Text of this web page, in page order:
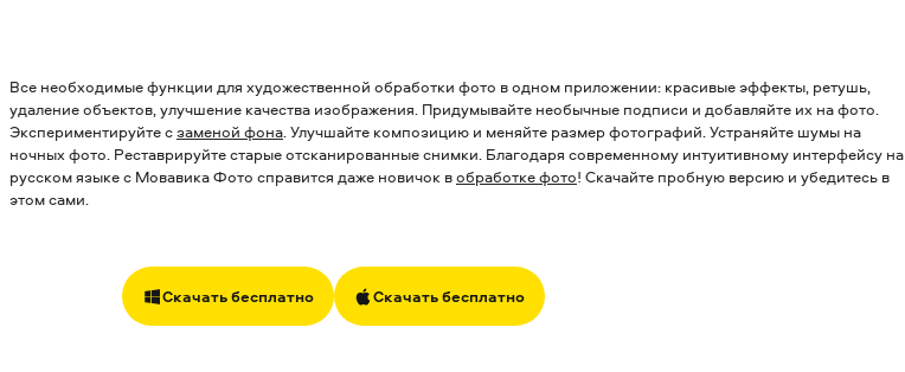
Все необходимые функции для художественной обработки фото в одном приложении: красивые эффекты, ретушь,
удаление объектов, улучшение качества изображения. Придумывайте необычные подписи и добавляйте их на фото.
Экспериментируйте сзаменой фона. Улучшайте композицию и меняйте размер фотографий. Устраняйте шумы на
ночных фото. Реставрируйте старые отсканированные снимки. Благодаря современному интуитивному интерфейсу на
русском языке с Мовавика Фото справится даже новичок вобработке фото! Скачайте пробную версию и убедитесь в
этом сами.
Скачать бесплатно Скачать бесплатно